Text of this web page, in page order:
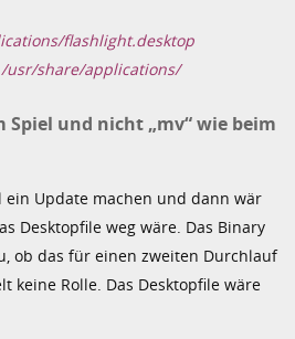
flashlight.desktop
usr/share/applications/
Spiel und nicht „mv“ wie beim
Update machen und dann wär
Desktopfile weg wäre. Das Binary
ob das für einen zweiten Durchlauf
keine Rolle. Das Desktopfile wäre